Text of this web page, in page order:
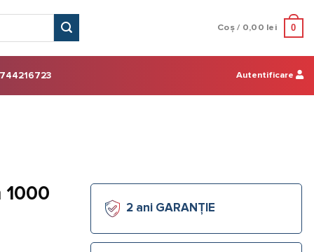
Coș / 0,00 lei 0
Autentificare
1000
2 ani GARANȚIE